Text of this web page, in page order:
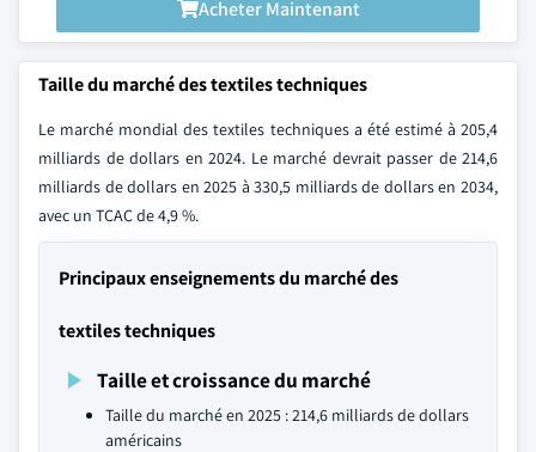
Acheter Maintenant
Taille du marché des textiles techniques
Le marché mondial des textiles techniques a été estimé à 205,4
milliards de dollars en 2024. Le marché devrait passer de 214,6
milliards de dollars en 2025 à 330,5 milliards de dollars en 2034,
avec un TCAC de 4,9 %.
Principaux enseignements du marché des
textiles techniques
Taille et croissance du marché
Taille du marché en 2025 : 214,6 milliards de dollars
américains